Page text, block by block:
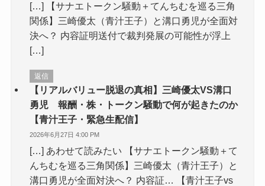
[…] 【サナエトークン騒動＋てんちむを巡る三角
関係】三崎優太（青汁王子）と溝口勇児が全面対
決へ？ 内容証明送付で裁判発展の可能性が浮上
[…]
返信
【リアルバリュー脱退の真相】三崎優太VS溝口
勇児 報酬・株・トークン騒動で何が起きたのか
【青汁王子・緊急生配信】
2026年6月27日 4:00 PM
[…] あわせて読みたい 【サナエトークン騒動＋て
んちむを巡る三角関係】三崎優太（青汁王子）と
溝口勇児が全面対決へ？ 内容証… 【青汁王子vs